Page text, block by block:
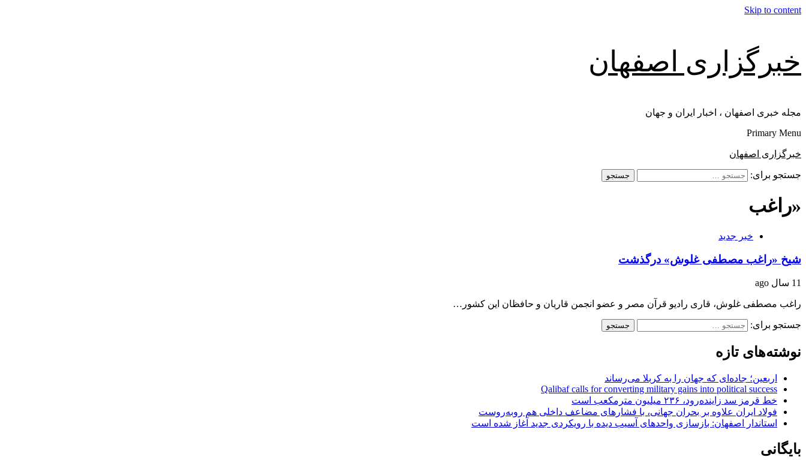
Skip to content
خبرگزاری اصفهان
مجله خبری اصفهان ، اخبار ایران و جهان
Primary Menu
خبرگزاری اصفهان
جستجو برای:
«راغب
خبر جدید
شيخ «راغب مصطفی غلوش» درگذشت
11 سال ago
راغب مصطفی غلوش، قاری رادیو قرآن مصر و عضو انجمن قاریان و حافظان این کشور…
جستجو برای:
نوشته‌های تازه
اربعین؛ جاده‌ای که جهان را به کربلا می‌رساند
Qalibaf calls for converting military gains into political success
خط قرمز سد زاینده‌رود، ۲۳۶ میلیون مترمکعب است
فولاد ایران علاوه بر بحران جهانی، با فشارهای مضاعف داخلی هم روبه‌روست
استاندار اصفهان: بازسازی واحدهای آسیب دیده با رویکردی جدید آغاز شده است
بایگانی